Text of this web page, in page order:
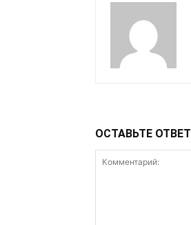
ОСТАВЬТЕ ОТВЕТ